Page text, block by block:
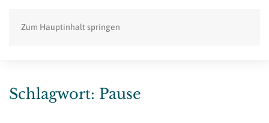
Zum Hauptinhalt springen
Schlagwort: Pause